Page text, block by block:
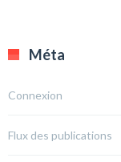
Méta
Connexion
Flux des publications